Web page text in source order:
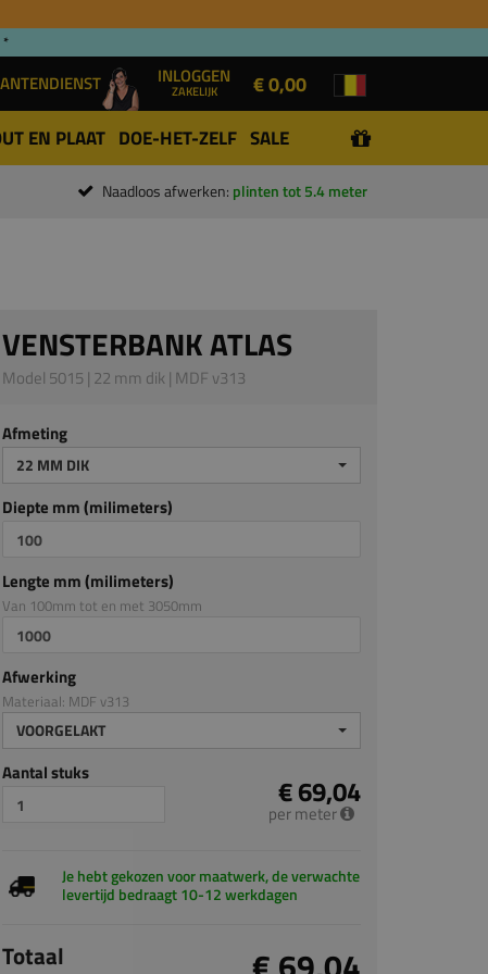
*
INLOGGEN
ZAKELIJK € 0,00
EN PLAAT DOE-HET-ZELF SALE
Naadloos afwerken: plinten tot 5.4 meter
VENSTERBANK ATLAS
Model 5015 | 22 mm dik | MDF v313
Afmeting
22 MM DIK
Diepte mm (milimeters)
Lengte mm (milimeters)
Van 100mm tot en met 3050mm
Afwerking
Materiaal: MDF v313
VOORGELAKT
Aantal stuks € 69,04
per meter
Je hebt gekozen voor maatwerk, de verwachte
levertijd bedraagt 10-12 werkdagen
Totaal